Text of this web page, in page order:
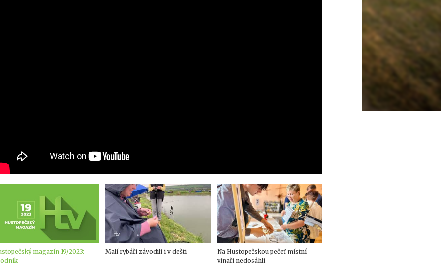
magazín 19/2023:
Malí rybáři závodili i v dešti
Na Hustopečskou pečeť místní
vinaři nedosáhli